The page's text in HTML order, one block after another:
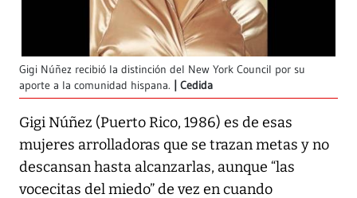
Gigi Núñez recibió la distinción del New York Council por su
aporte a la comunidad hispana.
Cedida
Gigi Núñez (Puerto Rico, 1986) es de esas
mujeres arrolladoras que se trazan metas y no
descansan hasta alcanzarlas, aunque “las
vocecitas del miedo” de vez en cuando